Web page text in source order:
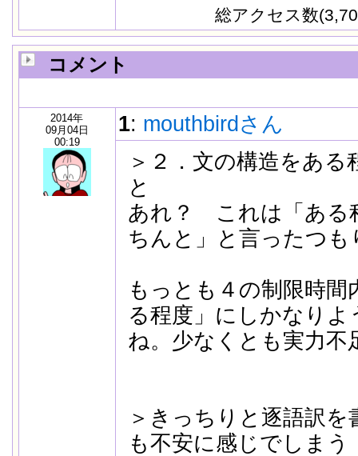
総アクセス数
コメント
2014年
09月04日
00:19
1: mouthbirdさん
＞２．文の構造をあ
と
あれ？ これは「ある
ちんと」と言ったつ
もっとも４の制限時
る程度」にしかなり
ね。少なくとも実力不
＞きっちりと逐語訳
も不安に感じでしまう